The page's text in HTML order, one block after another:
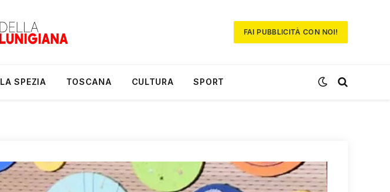
FAI PUBBLICITÀ CON NOI!
LA SPEZIA TOSCANA CULTURA SPORT